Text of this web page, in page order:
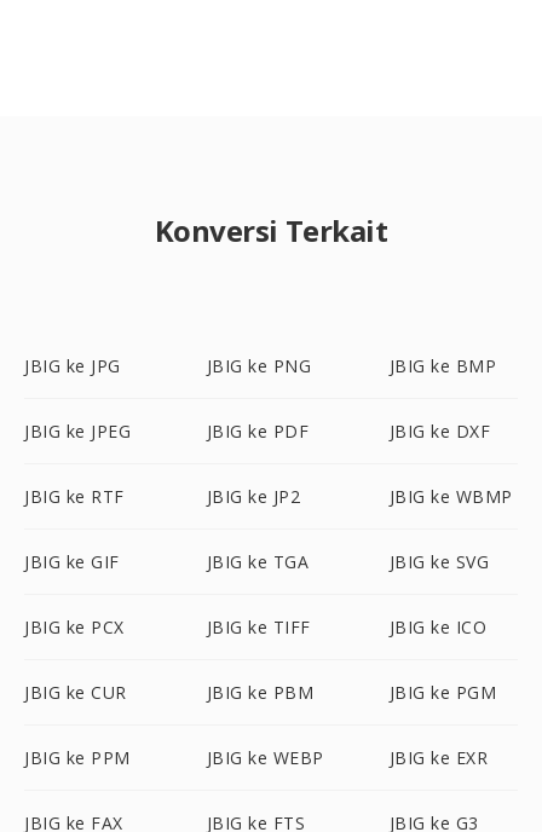
Konversi Terkait
JBIG ke JPG JBIG ke PNG JBIG ke BMP
JBIG ke JPEG JBIG ke PDF JBIG ke DXF
JBIG ke RTF JBIG ke JP2 JBIG ke WBMP
JBIG ke GIF JBIG ke TGA JBIG ke SVG
JBIG ke PCX JBIG ke TIFF JBIG ke ICO
JBIG ke CUR JBIG ke PBM JBIG ke PGM
JBIG ke PPM JBIG ke WEBP JBIG ke EXR
JBIG ke FAX JBIG ke FTS JBIG ke G3